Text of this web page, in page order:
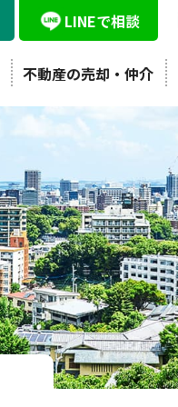
LINEで相談
不動産の売却・仲介